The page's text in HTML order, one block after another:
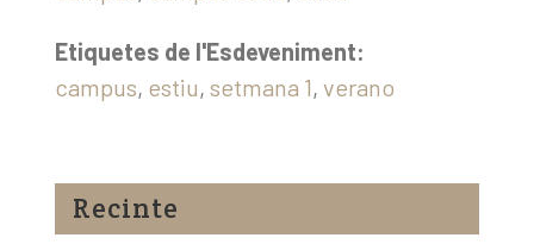
Etiquetes de l'Esdeveniment:
campus, estiu, setmana 1, verano
Recinte